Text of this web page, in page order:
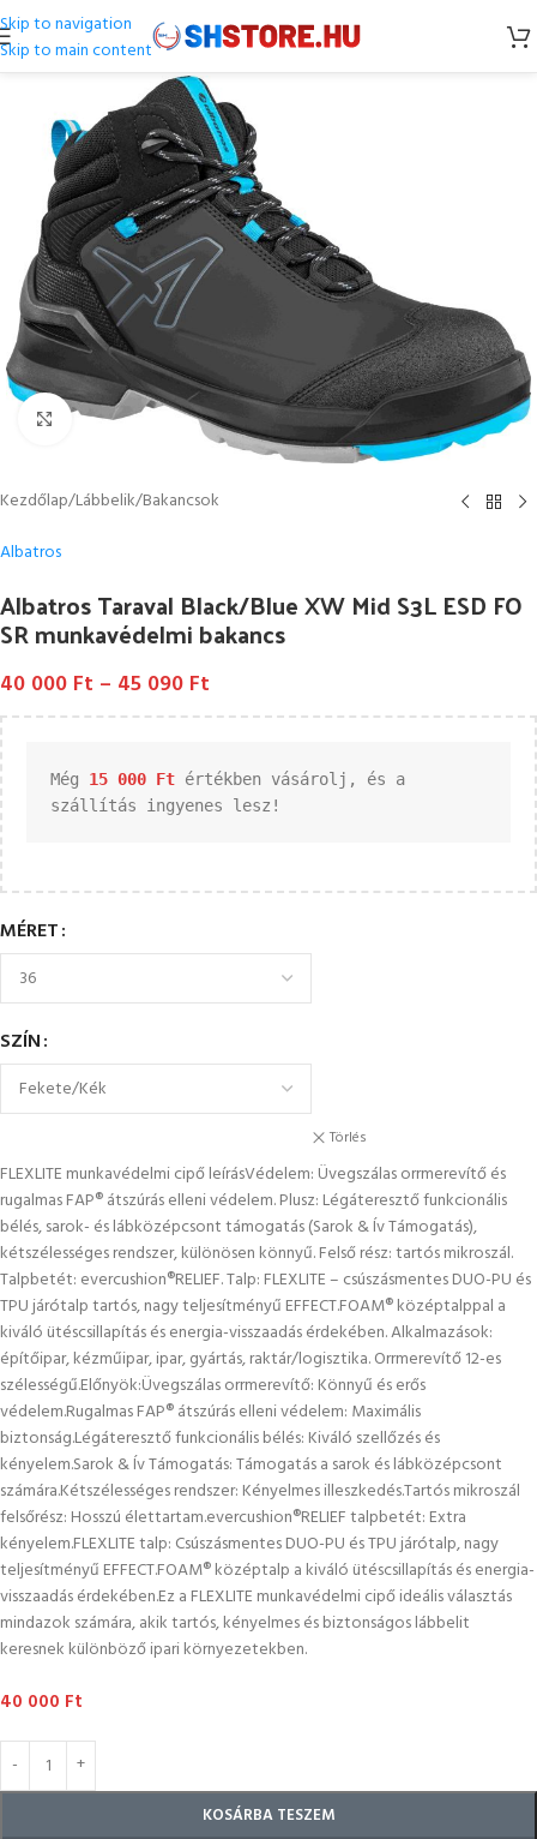
Skip to navigation
Skip to main content
Kattintson a nagyításhoz
Kezdőlap/Lábbelik/Bakancsok
Albatros
Albatros Taraval Black/Blue XW Mid S3L ESD FO
SR munkavédelmi bakancs
40 000 Ft – 45 090 Ft
Még 15 000 Ft értékben vásárolj, és a
szállítás ingyenes lesz!
MÉRET
SZÍN
Törlés
FLEXLITE munkavédelmi cipő leírásVédelem: Üvegszálas orrmerevítő és
rugalmas FAP® átszúrás elleni védelem. Plusz: Légáteresztő funkcionális
bélés, sarok- és lábközépcsont támogatás (Sarok & Ív Támogatás),
kétszélességes rendszer, különösen könnyű. Felső rész: tartós mikroszál.
Talpbetét: evercushion®RELIEF. Talp: FLEXLITE – csúszásmentes DUO-PU és
TPU járótalp tartós, nagy teljesítményű EFFECT.FOAM® középtalppal a
kiváló ütéscsillapítás és energia-visszaadás érdekében. Alkalmazások:
építőipar, kézműipar, ipar, gyártás, raktár/logisztika. Orrmerevítő 12-es
szélességű.Előnyök:Üvegszálas orrmerevítő: Könnyű és erős
védelem.Rugalmas FAP® átszúrás elleni védelem: Maximális
biztonság.Légáteresztő funkcionális bélés: Kiváló szellőzés és
kényelem.Sarok & Ív Támogatás: Támogatás a sarok és lábközépcsont
számára.Kétszélességes rendszer: Kényelmes illeszkedés.Tartós mikroszál
felsőrész: Hosszú élettartam.evercushion®RELIEF talpbetét: Extra
kényelem.FLEXLITE talp: Csúszásmentes DUO-PU és TPU járótalp, nagy
teljesítményű EFFECT.FOAM® középtalp a kiváló ütéscsillapítás és energia-
visszaadás érdekében.Ez a FLEXLITE munkavédelmi cipő ideális választás
mindazok számára, akik tartós, kényelmes és biztonságos lábbelit
keresnek különböző ipari környezetekben.
40 000 Ft
KOSÁRBA TESZEM